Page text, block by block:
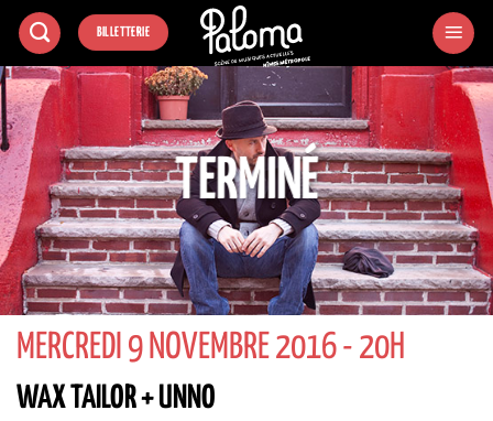
Passer
contenu
BILLETTERIE
TERMINÉ
MERCREDI 9 NOVEMBRE 2016 - 20H
WAX TAILOR + UNNO